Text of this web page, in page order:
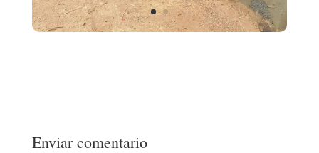
Enviar comentario